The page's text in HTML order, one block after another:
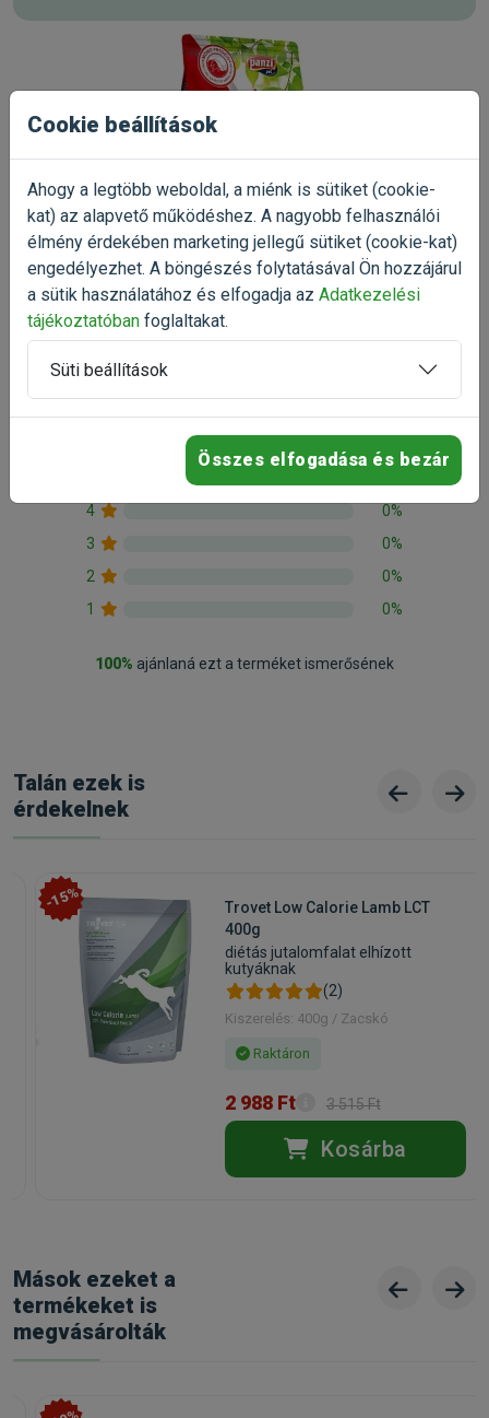
Kapható kiszerelések: 15kg
Gyártó:FitActive
Kiszerelés:15kg / Zsák
Státusz:
Egységár:1 099.33 Ft / kg
Nettó ár:12 984,25 Ft
2 értékelés
4
0%
3
0%
2
0%
1
0%
100% ajánlaná ezt a terméket ismerősének
Talán ezek is
érdekelnek
-15%
Trovet Low Calorie Lamb LCT
400g
diétás jutalomfalat elhízott
kutyáknak
(2)
Kiszerelés: 400g / Zacskó
Raktáron
2 988 Ft 3 515 Ft
Kosárba
Mások ezeket a
termékeket is
megvásárolták
Cookie beállítások
Ahogy a legtöbb weboldal, a miénk is sütiket (cookie-
kat) az alapvető működéshez. A nagyobb felhasználói
élmény érdekében marketing jellegű sütiket (cookie-kat)
engedélyezhet. A böngészés folytatásával Ön hozzájárul
a sütik használatához és elfogadja az Adatkezelési
tájékoztatóban foglaltakat.
Süti beállítások
Összes elfogadása és bezár